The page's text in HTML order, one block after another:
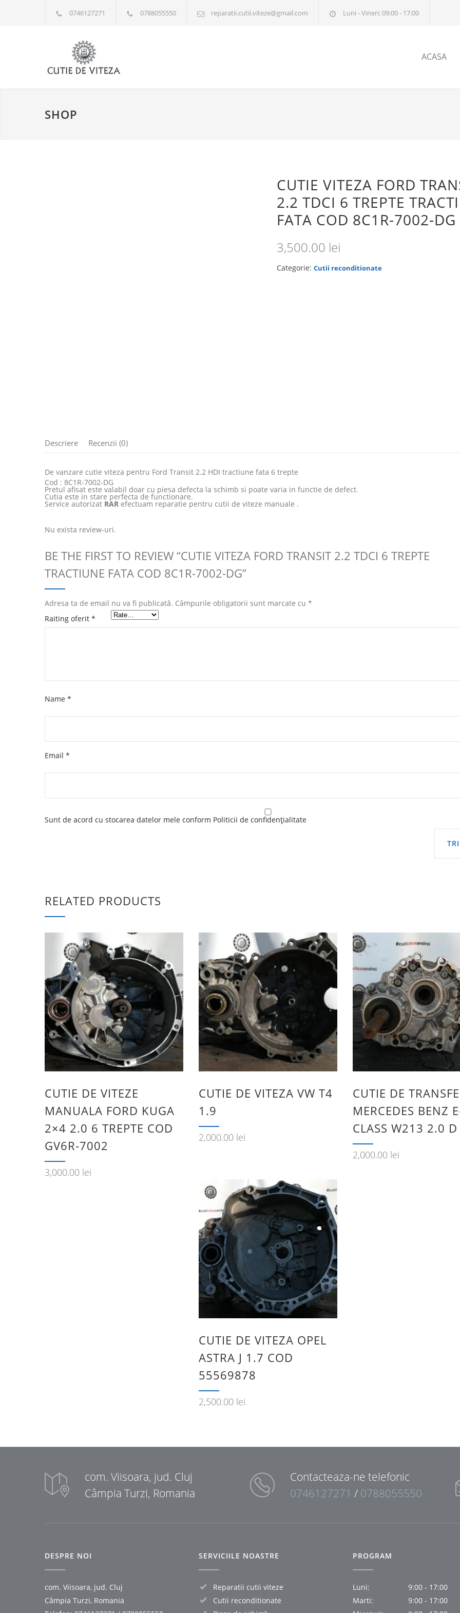
0746127271 0788055550 reparatii.cutii.viteze@gmail.com Luni - Vineri: 09:00 - 17:00
ACASA
SHOP
CUTIE VITEZA FORD
2.2 TDCI 6 TREPTE
FATA COD 8C1R-7002-DG
3,500.00 lei
Categorie:Cutii reconditionate
Descriere Recenzii (0)
De vanzare cutie viteza pentru Ford Transit 2.2 HDI tractiune fata 6 trepte
Cod : 8C1R-7002-DG
Pretul afisat este valabil doar cu piesa defecta la schimb si poate varia in functie de defect.
Cutia este in stare perfecta de functionare.
Service autorizat RAR efectuam reparatie pentru cutii de viteze manuale .
Nu exista review-uri.
BE THE FIRST TO REVIEW “CUTIE VITEZA FORD TRANSIT 2.2 TDCI 6 TREPTE
TRACTIUNE FATA COD 8C1R-7002-DG”
Adresa ta de email nu va fi publicată. Câmpurile obligatorii sunt marcate cu *
Raiting oferit *
Name *
Email *
Sunt de acord cu stocarea datelor mele conform Politicii de confidențialitate
RELATED PRODUCTS
CUTIE DE VITEZE
MANUALA FORD KUGA
2×4 2.0 6 TREPTE COD
GV6R-7002
3,000.00 lei
CUTIE DE VITEZA VW T4
1.9
2,000.00 lei
CUTIE DE
MERCEDES BENZ
CLASS W213 2.0 D
2,000.00 lei
CUTIE DE VITEZA OPEL
ASTRA J 1.7 COD
55569878
2,500.00 lei
com. Viisoara, jud. Cluj
Câmpia Turzi, Romania
Contacteaza-ne telefonic
0746127271 / 0788055550
DESPRE NOI
com. Viisoara, jud. Cluj
Câmpia Turzi, Romania
SERVICIILE NOASTRE
Reparatii cutii viteze
Cutii reconditionate
PROGRAM
Luni:
9:00 - 17:00
Marti:
9:00 - 17:00